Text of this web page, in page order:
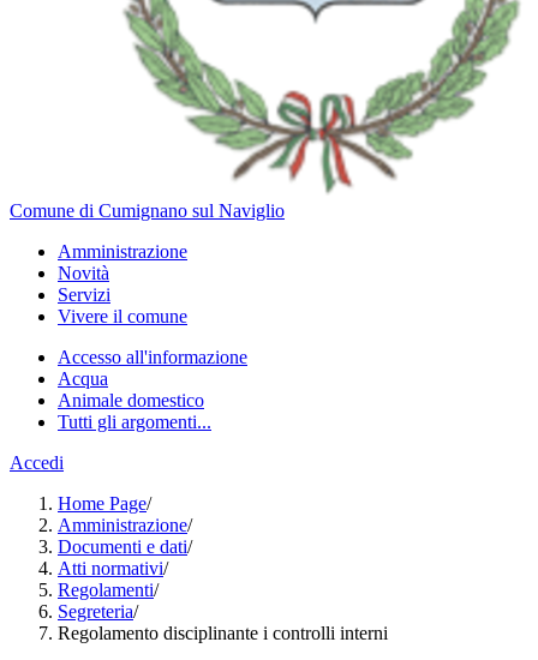
Comune di Cumignano sul Naviglio
Amministrazione
Novità
Servizi
Vivere il comune
Accesso all'informazione
Acqua
Animale domestico
Tutti gli argomenti...
Accedi
Home Page/
Amministrazione/
Documenti e dati/
Atti normativi/
Regolamenti/
Segreteria/
Regolamento disciplinante i controlli interni